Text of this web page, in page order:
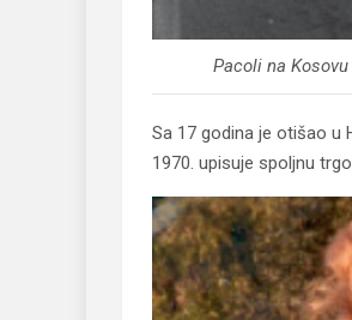
Pacoli na
Sa 17 godina je otišao u
1970. upisuje spoljnu